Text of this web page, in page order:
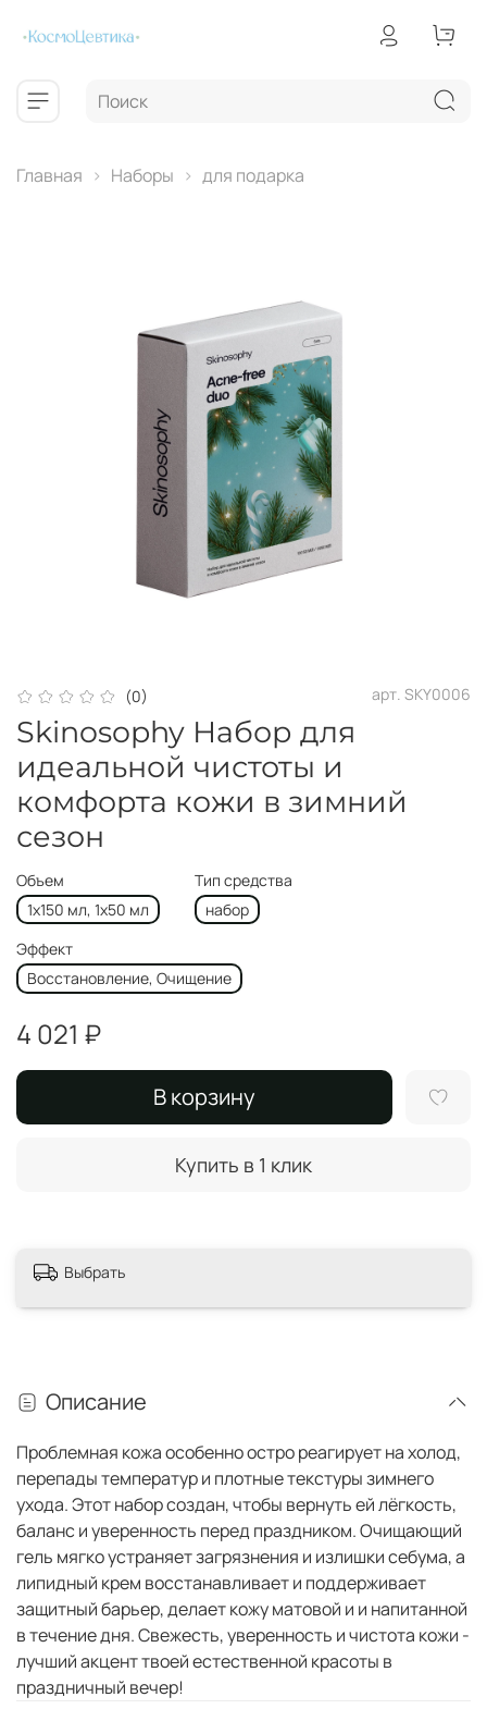
Главная Наборы для подарка
(0) арт. SKY0006
Skinosophy Набор для
идеальной чистоты и
комфорта кожи в зимний
сезон
Объем
1х150 мл, 1х50 мл
Тип средства
набор
Эффект
Восстановление, Очищение
4 021 ₽
В корзину
Купить в 1 клик
Выбрать
Описание
Проблемная кожа особенно остро реагирует на холод,
перепады температур и плотные текстуры зимнего
ухода. Этот набор создан, чтобы вернуть ей лёгкость,
баланс и уверенность перед праздником. Очищающий
гель мягко устраняет загрязнения и излишки себума, а
липидный крем восстанавливает и поддерживает
защитный барьер, делает кожу матовой и и напитанной
в течение дня. Свежесть, уверенность и чистота кожи -
лучший акцент твоей естественной красоты в
праздничный вечер!